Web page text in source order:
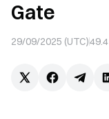
Gate
29/09/2025 (UTC)